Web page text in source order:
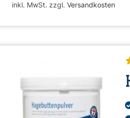
inkl. MwSt. zzgl.Versandkosten